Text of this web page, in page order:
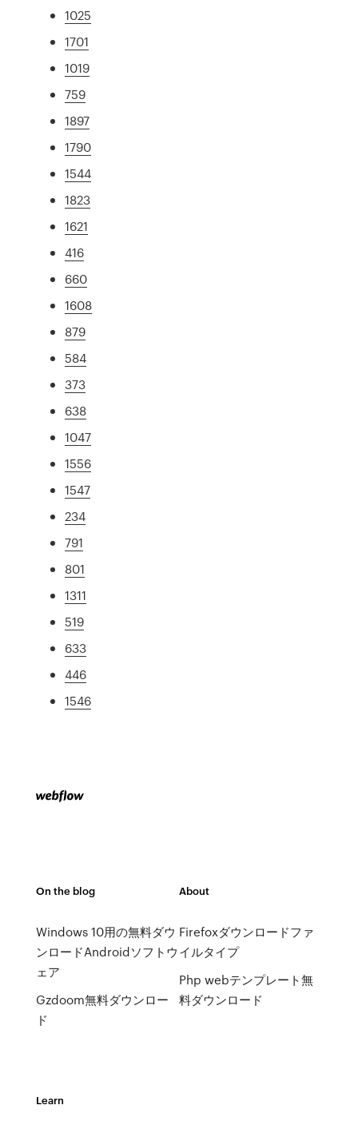
1025
1701
1019
759
1897
1790
1544
1823
1621
416
660
1608
879
584
373
638
1047
1556
1547
234
791
801
1311
519
633
446
1546
On the blog
Windows 10用の無料ダウ
ンロードAndroidソフトウ
ェア
Gzdoom無料ダウンロー
ド
About
Firefoxダウンロードファ
イルタイプ
Php webテンプレート無
料ダウンロード
Learn